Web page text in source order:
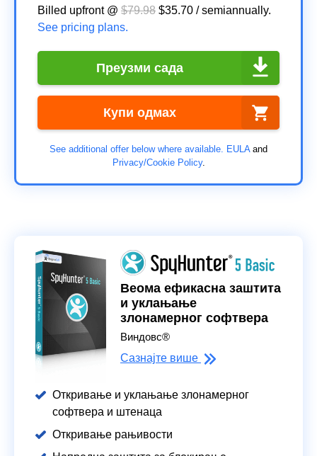
Billed upfront @ $79.98 $35.70 /semiannually.
See pricing plans.
Преузми сада
Купи одмах
See additional offer below where available. EULAand
Privacy/Cookie Policy.
Веома ефикасна заштита
и уклањање
злонамерног софтвера
Виндовс®
Сазнајте више
Откривање и уклањање злонамерног
софтвера и штенаца
Откривање рањивости